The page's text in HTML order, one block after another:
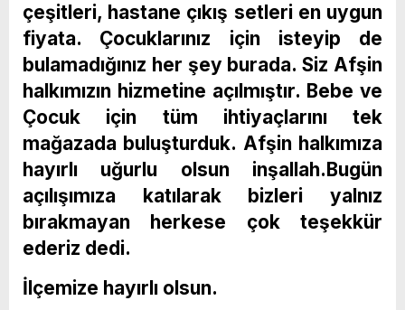
çeşitleri, hastane çıkış setleri en uygun
fiyata. Çocuklarınız için isteyip de
bulamadığınız her şey burada. Siz Afşin
halkımızın hizmetine açılmıştır. Bebe ve
Çocuk için tüm ihtiyaçlarını tek
mağazada buluşturduk. Afşin halkımıza
hayırlı uğurlu olsun inşallah.Bugün
açılışımıza katılarak bizleri yalnız
bırakmayan herkese çok teşekkür
ederiz dedi.
İlçemize hayırlı olsun.